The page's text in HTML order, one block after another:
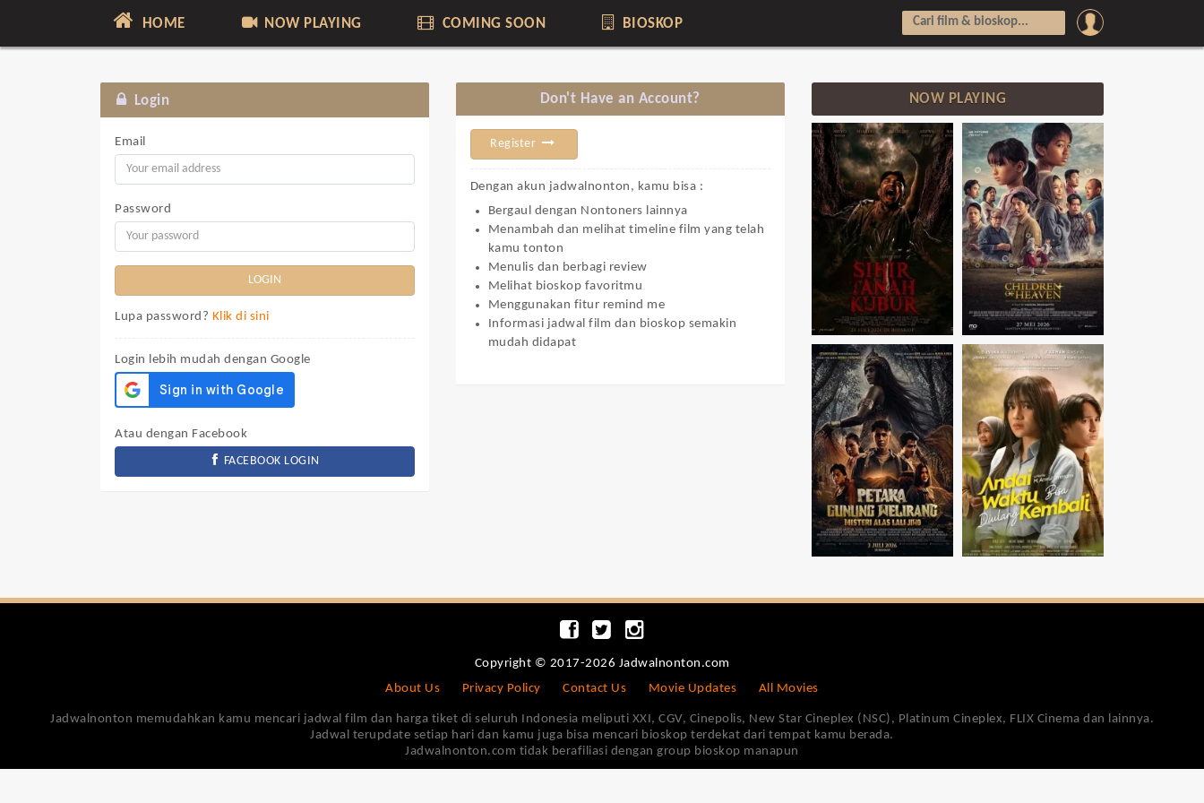
HOME NOW PLAYING COMING SOON BIOSKOP
Login
Email
Password
Lupa password? Klik di sini
Login lebih mudah dengan Google
Atau dengan Facebook
FACEBOOK LOGIN
Don't Have an Account?
Register
Dengan akun jadwalnonton, kamu bisa :
Bergaul dengan Nontoners lainnya
Menambah dan melihat timeline film yang telah
kamu tonton
Menulis dan berbagi review
Melihat bioskop favoritmu
Menggunakan fitur remind me
Informasi jadwal film dan bioskop semakin
mudah didapat
NOW PLAYING
Copyright © 2017-2026 Jadwalnonton.com
About Us
Privacy Policy Contact Us Movie Updates All Movies
Jadwalnonton memudahkan kamu mencari jadwal film dan harga tiket di seluruh Indonesia meliputi XXI, CGV, Cinepolis, New Star Cineplex (NSC), Platinum Cineplex, FLIX Cinema dan lainnya.
Jadwal terupdate setiap hari dan kamu juga bisa mencari bioskop terdekat dari tempat kamu berada.
Jadwalnonton.com tidak berafiliasi dengan group bioskop manapun